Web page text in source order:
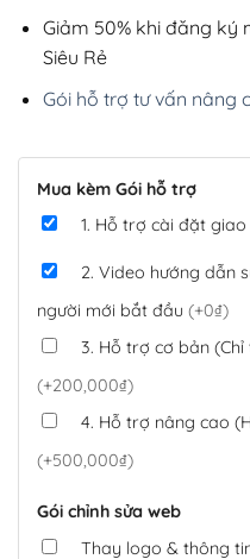
Giảm 50% khi đăng ký
Siêu Rẻ
Gói hỗ trợ tư vấn nâng
Mua kèm Gói hỗ trợ
1. Hỗ trợ cài đặt
2. Video hướng dẫn
người mới bắt đầu (+0₫)
3. Hỗ trợ cơ bản
(+200,000₫)
4. Hỗ trợ nâng cao
(+500,000₫)
Gói chỉnh sửa web
Thay logo & thông